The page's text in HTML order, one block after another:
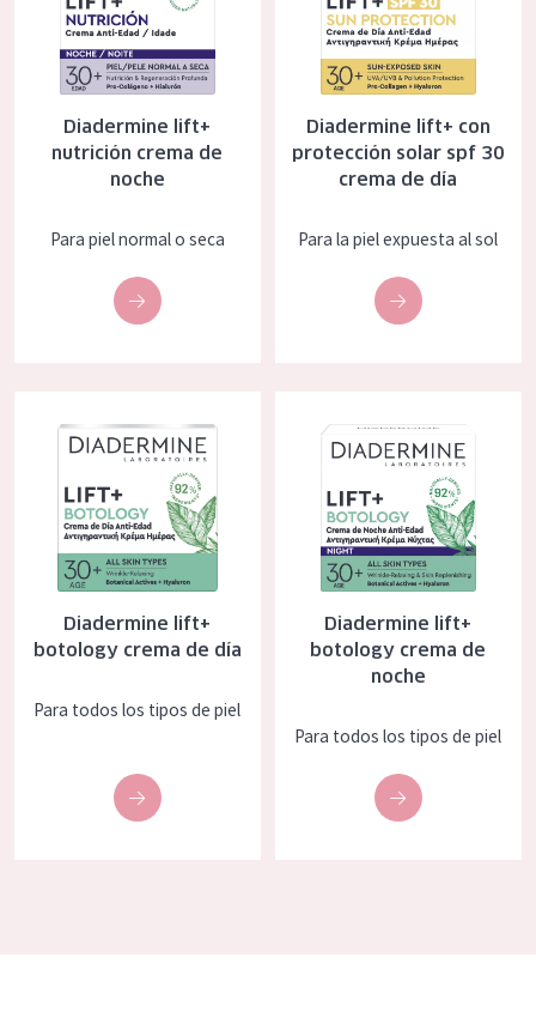
Expert
TIPO DE PIEL
Piel sensible
Piel normal y seca
Piel mixata o grasa
Piel madura
Piel expuesta al sol
EDAD
Todas las edades
Edad: de 35 a 55
Piel madura
Diadermine lift+
nutrición crema de
noche
Para piel normal o seca
Diadermine lift+ con
protección solar spf 30
crema de día
Para la piel expuesta al sol
Diadermine lift+
botology crema de día
Para todos los tipos de piel
Diadermine lift+
botology crema de
noche
Para todos los tipos de piel